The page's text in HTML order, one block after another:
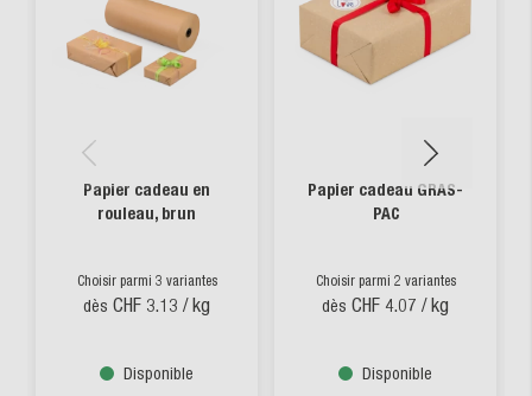
Papier cadeau en
rouleau, brun
Choisir parmi 3 variantes
dès CHF 3.13 / kg
Disponible
Papier cadeau GRAS-
PAC
Choisir parmi 2 variantes
dès CHF 4.07 / kg
Disponible